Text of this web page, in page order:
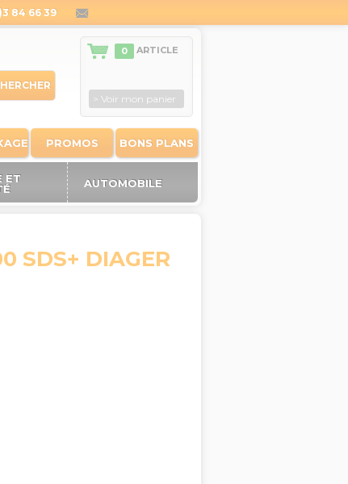
84 66 39
PROMOS BONS PLANS
0 ARTICLE
> Voir mon panier
ET
AUTOMOBILE
SDS+ DIAGER